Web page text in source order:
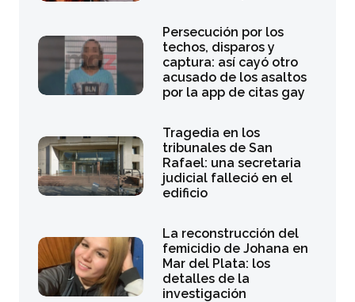
Persecución por los
techos, disparos y
captura: así cayó otro
acusado de los asaltos
por la app de citas gay
Tragedia en los
tribunales de San
Rafael: una secretaria
judicial falleció en el
edificio
La reconstrucción del
femicidio de Johana en
Mar del Plata: los
detalles de la
investigación